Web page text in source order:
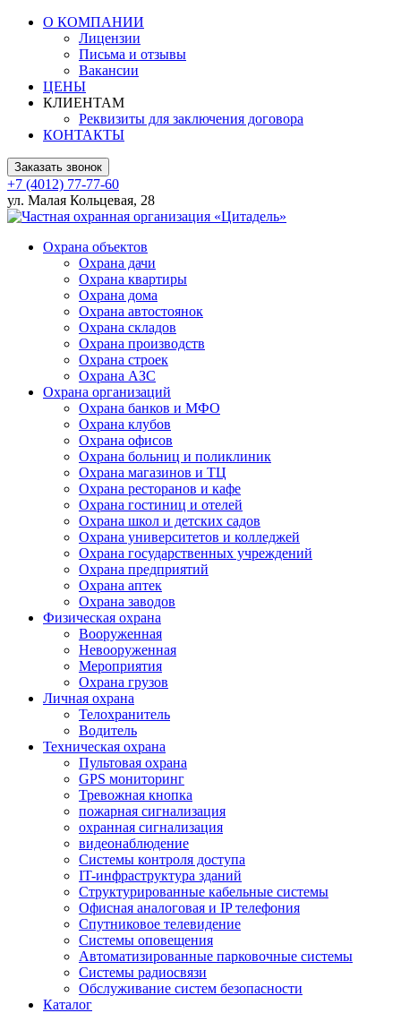
О КОМПАНИИ
Лицензии
Письма и отзывы
Вакансии
ЦЕНЫ
КЛИЕНТАМ
Реквизиты для заключения договора
КОНТАКТЫ
Заказать звонок
+7 (4012) 77-77-60
ул. Малая Кольцевая, 28
Охрана объектов
Охрана дачи
Охрана квартиры
Охрана дома
Охрана автостоянок
Охрана складов
Охрана производств
Охрана строек
Охрана АЗС
Охрана организаций
Охрана банков и МФО
Охрана клубов
Охрана офисов
Охрана больниц и поликлиник
Охрана магазинов и ТЦ
Охрана ресторанов и кафе
Охрана гостиниц и отелей
Охрана школ и детских садов
Охрана университетов и колледжей
Охрана государственных учреждений
Охрана предприятий
Охрана аптек
Охрана заводов
Физическая охрана
Вооруженная
Невооруженная
Мероприятия
Охрана грузов
Личная охрана
Телохранитель
Водитель
Техническая охрана
Пультовая охрана
GPS мониторинг
Тревожная кнопка
пожарная сигнализация
охранная сигнализация
видеонаблюдение
Системы контроля доступа
IT-инфраструктура зданий
Структурированные кабельные системы
Офисная аналоговая и IP телефония
Спутниковое телевидение
Системы оповещения
Автоматизированные парковочные системы
Системы радиосвязи
Обслуживание систем безопасности
Каталог